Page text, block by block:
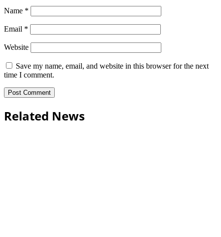
Name *
Email *
Website
Save my name, email, and website in this browser for the next
time I comment.
Related News